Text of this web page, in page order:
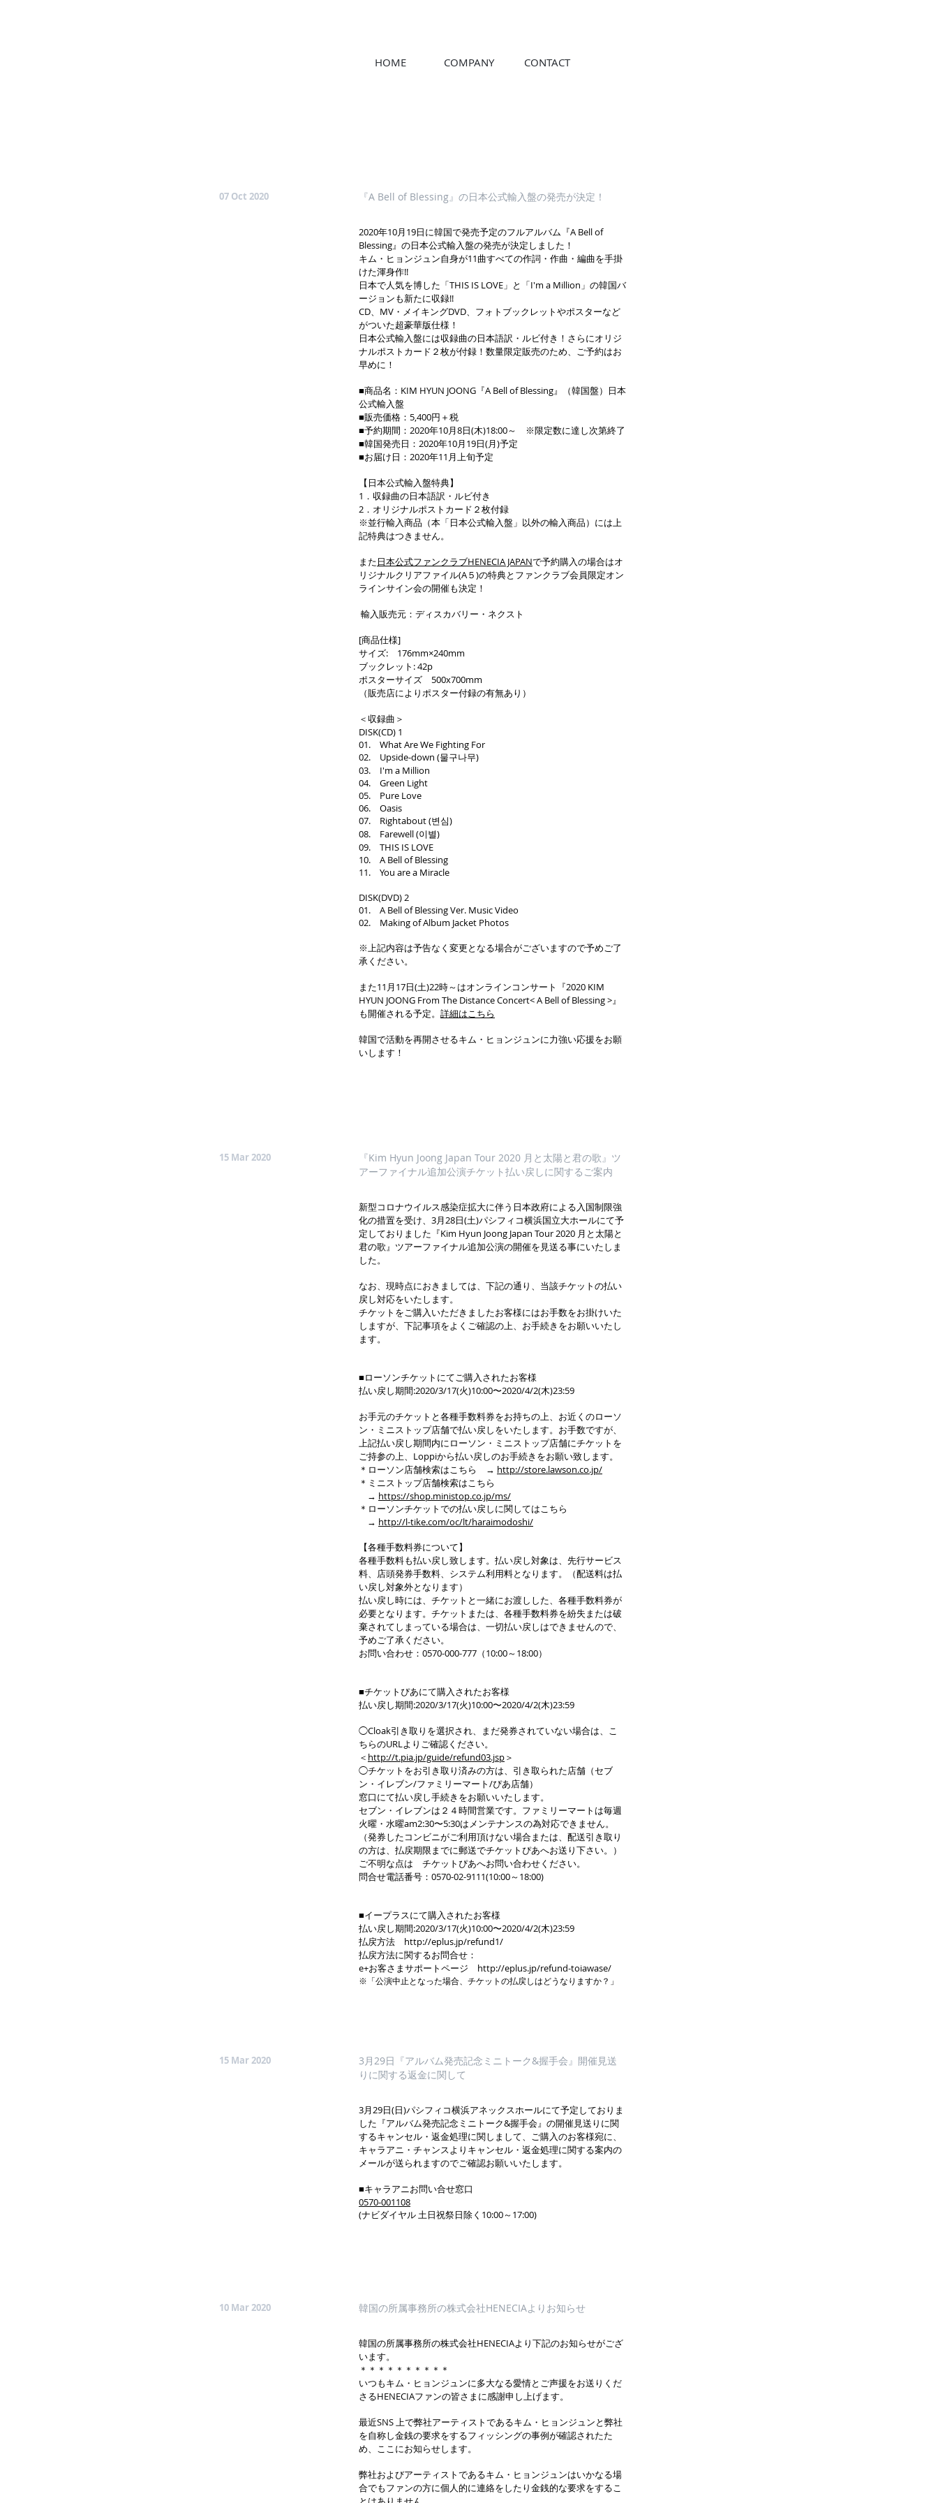
HOME COMPANY CONTACT
07 Oct 2020 『A Bell of Blessing』の日本公式輸入盤の発売が決定！
2020年10月19日に韓国で発売予定のフルアルバム『A Bell of
Blessing』の日本公式輸入盤の発売が決定しました！
キム・ヒョンジュン自身が11曲すべての作詞・作曲・編曲を手掛
けた渾身作!!
日本で人気を博した「THIS IS LOVE」と「I'm a Million」の韓国バ
ージョンも新たに収録!!
CD、MV・メイキングDVD、フォトブックレットやポスターなど
がついた超豪華版仕様！
日本公式輸入盤には収録曲の日本語訳・ルビ付き！さらにオリジ
ナルポストカード２枚が付録！数量限定販売のため、ご予約はお
早めに！
■商品名：KIM HYUN JOONG『A Bell of Blessing』（韓国盤）日本
公式輸入盤
■販売価格：5,400円＋税
■予約期間：2020年10月8日(木)18:00～ ※限定数に達し次第終了
■韓国発売日：2020年10月19日(月)予定
■お届け日：2020年11月上旬予定
【日本公式輸入盤特典】
1．収録曲の日本語訳・ルビ付き
2．オリジナルポストカード２枚付録
※並行輸入商品（本「日本公式輸入盤」以外の輸入商品）には上
記特典はつきません。
また日本公式ファンクラブHENECIA JAPANで予約購入の場合はオ
リジナルクリアファイル(A５)の特典とファンクラブ会員限定オン
ラインサイン会の開催も決定！
輸入販売元：ディスカバリー・ネクスト
[商品仕様]
サイズ: 176mm×240mm
ブックレット: 42p
ポスターサイズ 500x700mm
（販売店によりポスター付録の有無あり）
＜収録曲＞
DISK(CD) 1
01. What Are We Fighting For
02. Upside-down (물구나무)
03. I'm a Million
04. Green Light
05. Pure Love
06. Oasis
07. Rightabout (변심)
08. Farewell (이별)
09. THIS IS LOVE
10. A Bell of Blessing
11. You are a Miracle
DISK(DVD) 2
01. A Bell of Blessing Ver. Music Video
02. Making of Album Jacket Photos
※上記内容は予告なく変更となる場合がございますので予めご了
承ください。
また11月17日(土)22時～はオンラインコンサート『2020 KIM
HYUN JOONG From The Distance Concert< A Bell of Blessing >』
も開催される予定。 詳細はこちら
韓国で活動を再開させるキム・ヒョンジュンに力強い応援をお願
いします！
15 Mar 2020
『Kim Hyun Joong Japan Tour 2020 月と太陽と君の歌』ツ
アーファイナル追加公演チケット払い戻しに関するご案内
新型コロナウイルス感染症拡大に伴う日本政府による入国制限強
化の措置を受け、3月28日(土)パシフィコ横浜国立大ホールにて予
定しておりました『Kim Hyun Joong Japan Tour 2020 月と太陽と
君の歌』ツアーファイナル追加公演の開催を見送る事にいたしま
した。
なお、現時点におきましては、下記の通り、当該チケットの払い
戻し対応をいたします。
チケットをご購入いただきましたお客様にはお手数をお掛けいた
しますが、下記事項をよくご確認の上、お手続きをお願いいたし
ます。
■ローソンチケットにてご購入されたお客様
払い戻し期間:2020/3/17(火)10:00〜2020/4/2(木)23:59
お手元のチケットと各種手数料券をお持ちの上、お近くのローソ
ン・ミニストップ店舗で払い戻しをいたします。お手数ですが、
上記払い戻し期間内にローソン・ミニストップ店舗にチケットを
ご持参の上、Loppiから払い戻しのお手続きをお願い致します。
＊ローソン店舗検索はこちら → http://store.lawson.co.jp/
＊ミニストップ店舗検索はこちら
→ https://shop.ministop.co.jp/ms/
＊ローソンチケットでの払い戻しに関してはこちら
→ http://l-tike.com/oc/lt/haraimodoshi/
【各種手数料券について】
各種手数料も払い戻し致します。払い戻し対象は、先行サービス
料、店頭発券手数料、システム利用料となります。（配送料は払
い戻し対象外となります）
払い戻し時には、チケットと一緒にお渡しした、各種手数料券が
必要となります。チケットまたは、各種手数料券を紛失または破
棄されてしまっている場合は、一切払い戻しはできませんので、
予めご了承ください。
お問い合わせ：0570-000-777（10:00～18:00）
■チケットぴあにて購入されたお客様
払い戻し期間:2020/3/17(火)10:00〜2020/4/2(木)23:59
◯Cloak引き取りを選択され、まだ発券されていない場合は、こ
ちらのURLよりご確認ください。
＜ http://t.pia.jp/guide/refund03.jsp＞
◯チケットをお引き取り済みの方は、引き取られた店舗（セブ
ン・イレブン/ファミリーマート/ぴあ店舗）
窓口にて払い戻し手続きをお願いいたします。
セブン・イレブンは２４時間営業です。ファミリーマートは毎週
火曜・水曜am2:30〜5:30はメンテナンスの為対応できません。
（発券したコンビニがご利用頂けない場合または、配送引き取り
の方は、払戻期限までに郵送でチケットぴあへお送り下さい。）
ご不明な点は チケットぴあへお問い合わせください。
問合せ電話番号：0570-02-9111(10:00～18:00)
■イープラスにて購入されたお客様
払い戻し期間:2020/3/17(火)10:00〜2020/4/2(木)23:59
払戻方法 http://eplus.jp/refund1/
払戻方法に関するお問合せ：
e+お客さまサポートページ http://eplus.jp/refund-toiawase/
※「公演中止となった場合、チケットの払戻しはどうなりますか？」
15 Mar 2020
3月29日『アルバム発売記念ミニトーク&握手会』開催見送
りに関する返金に関して
3月29日(日)パシフィコ横浜アネックスホールにて予定しておりま
した『アルバム発売記念ミニトーク&握手会』の開催見送りに関
するキャンセル・返金処理に関しまして、ご購入のお客様宛に、
キャラアニ・チャンスよりキャンセル・返金処理に関する案内の
メールが送られますのでご確認お願いいたします。
■キャラアニお問い合せ窓口
0570-001108
(ナビダイヤル 土日祝祭日除く10:00～17:00)
10 Mar 2020 韓国の所属事務所の株式会社HENECIAよりお知らせ
韓国の所属事務所の株式会社HENECIAより下記のお知らせがござ
います。
＊＊＊＊＊＊＊＊＊＊
いつもキム・ヒョンジュンに多大なる愛情とご声援をお送りくだ
さるHENECIAファンの皆さまに感謝申し上げます。
最近SNS 上で弊社アーティストであるキム・ヒョンジュンと弊社
を自称し金銭の要求をするフィッシングの事例が確認されたた
め、ここにお知らせします。
弊社およびアーティストであるキム・ヒョンジュンはいかなる場
合でもファンの方に個人的に連絡をしたり金銭的な要求をするこ